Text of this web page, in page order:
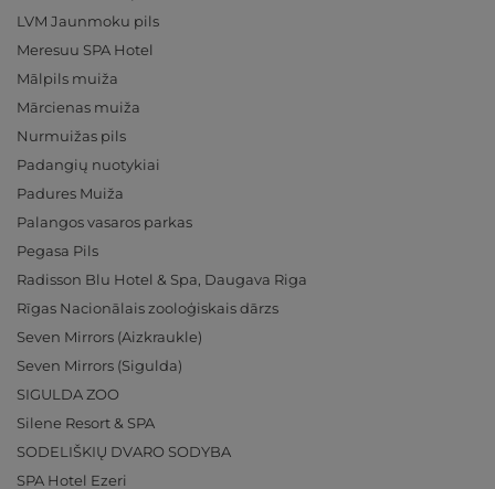
LVM Jaunmoku pils
Meresuu SPA Hotel
Mālpils muiža
Mārcienas muiža
Nurmuižas pils
Padangių nuotykiai
Padures Muiža
Palangos vasaros parkas
Pegasa Pils
Radisson Blu Hotel & Spa, Daugava Riga
Rīgas Nacionālais zooloģiskais dārzs
Seven Mirrors (Aizkraukle)
Seven Mirrors (Sigulda)
SIGULDA ZOO
Silene Resort & SPA
SODELIŠKIŲ DVARO SODYBA
SPA Hotel Ezeri